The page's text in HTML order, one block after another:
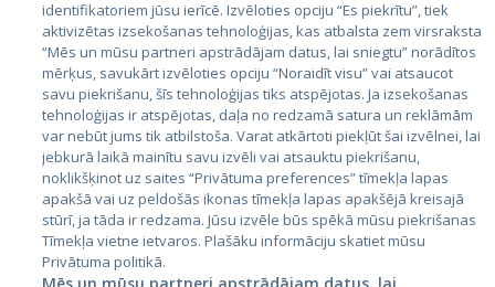
Valstis
Igaunija
Latvija
Lietuva
identifikatoriem jūsu ierīcē. Izvēloties opciju “Es piekrītu”, tiek
aktivizētas izsekošanas tehnoloģijas, kas atbalsta zem virsraksta
“Mēs un mūsu partneri apstrādājam datus, lai sniegtu” norādītos
mērķus, savukārt izvēloties opciju “Noraidīt visu” vai atsaucot
savu piekrišanu, šīs tehnoloģijas tiks atspējotas. Ja izsekošanas
tehnoloģijas ir atspējotas, daļa no redzamā satura un reklāmām
var nebūt jums tik atbilstoša. Varat atkārtoti piekļūt šai izvēlnei, lai
jebkurā laikā mainītu savu izvēli vai atsauktu piekrišanu,
noklikšķinot uz saites “Privātuma preferences” tīmekļa lapas
apakšā vai uz peldošās ikonas tīmekļa lapas apakšējā kreisajā
stūrī, ja tāda ir redzama. Jūsu izvēle būs spēkā mūsu piekrišanas
Tīmekļa vietne ietvaros. Plašāku informāciju skatiet mūsu
Privātuma politikā.